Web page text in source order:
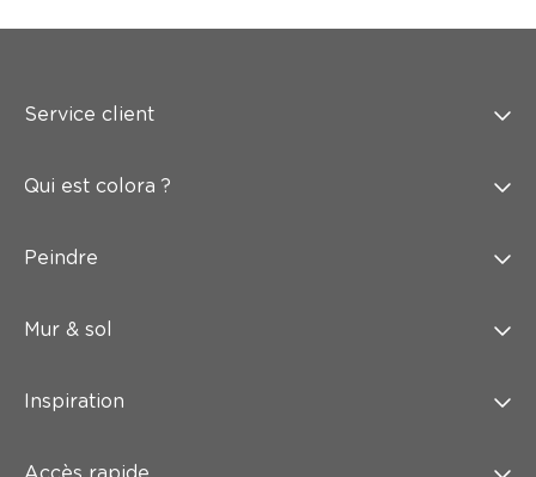
Service client
Qui est colora ?
Peindre
Mur & sol
Inspiration